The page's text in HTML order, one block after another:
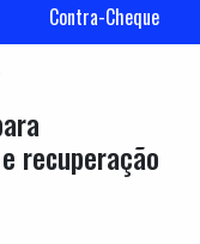
Contra-Cheque
recuperação